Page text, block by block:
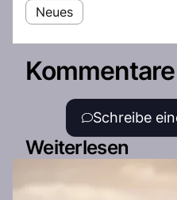
Neues
Kommentare
Schreibe
Weiterlesen